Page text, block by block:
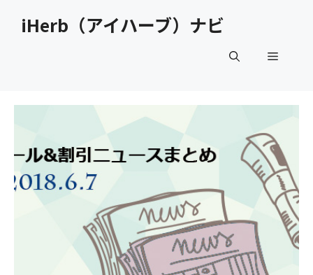
iHerb（アイハーブ）ナビ
メ
ー